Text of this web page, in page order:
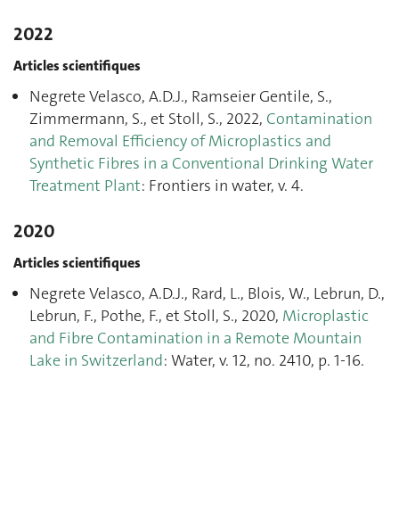
2022
Articles scientifiques
Negrete Velasco, A.D.J., Ramseier Gentile, S.,
Zimmermann, S., et Stoll, S., 2022, Contamination
and Removal Efficiency of Microplastics and
Synthetic Fibres in a Conventional Drinking Water
Treatment Plant: Frontiers in water, v. 4.
2020
Articles scientifiques
Negrete Velasco, A.D.J., Rard, L., Blois, W., Lebrun, D.,
Lebrun, F., Pothe, F., et Stoll, S., 2020, Microplastic
and Fibre Contamination in a Remote Mountain
Lake in Switzerland: Water, v. 12, no. 2410, p. 1‑16.